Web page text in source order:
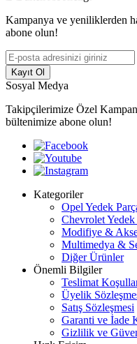
Kampanya ve yeniliklerden
abone olun!
Kayıt Ol
Sosyal Medya
Takipçilerimize Özel
bültenimize abone olun!
Kategoriler
Opel Yedek
Chevrolet Yedek
Modifiye &
Multimedya &
Diğer Ürünler
Önemli Bilgiler
Teslimat
Üyelik
Satış Sözleşmesi
Garanti ve İade
Gizlilik ve